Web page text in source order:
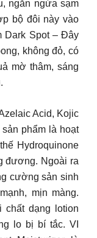
ngăn ngừa sạm
bộ đôi này vào
Dark Spot – Đây
không đỏ, có
mờ thâm, sáng
Acid, Kojic
phẩm là hoạt
Hydroquinone
đương. Ngoài ra
cường sản sinh
mịn màng.
chất dạng lotion
lo bị bí tắc. VI